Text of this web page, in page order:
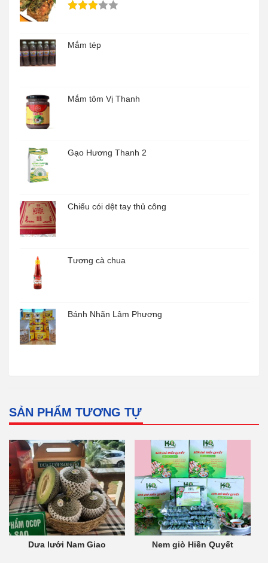
Mắm tép
Mắm tôm Vị Thanh
Gạo Hương Thanh 2
Chiếu cói dệt tay thủ công
Tương cà chua
Bánh Nhãn Lâm Phương
SẢN PHẨM TƯƠNG TỰ
Dưa lưới Nam Giao Nem giò Hiền Quyết